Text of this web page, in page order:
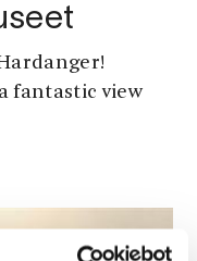
fantastic view